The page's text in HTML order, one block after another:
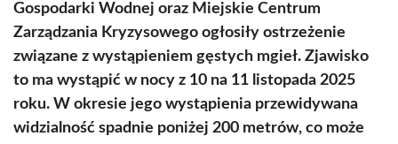
Gospodarki Wodnej oraz Miejskie Centrum
Zarządzania Kryzysowego ogłosiły ostrzeżenie
związane z wystąpieniem gęstych mgieł. Zjawisko
to ma wystąpić w nocy z 10 na 11 listopada 2025
roku. W okresie jego wystąpienia przewidywana
widzialność spadnie poniżej 200 metrów, co może